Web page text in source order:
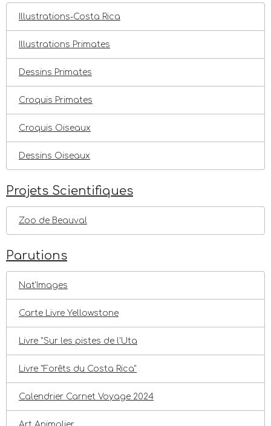
Illustrations-Costa Rica
Illustrations Primates
Dessins Primates
Croquis Primates
Croquis Oiseaux
Dessins Oiseaux
Projets Scientifiques
Zoo de Beauval
Parutions
Nat'Images
Carte Livre Yellowstone
Livre "Sur les pistes de l'Uta
Livre "Forêts du Costa Rica"
Calendrier Carnet Voyage 2024